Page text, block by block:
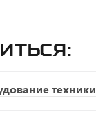
техники